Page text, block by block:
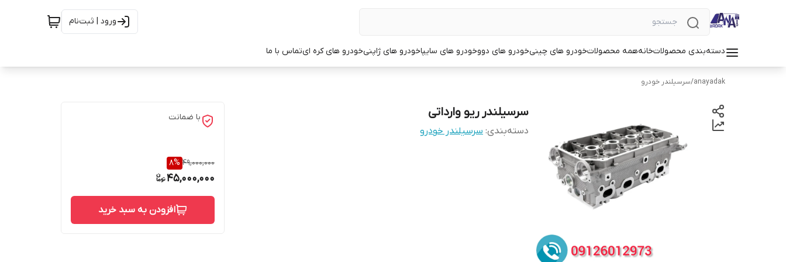
ورود | ثبت‌نام
دسته‌بندی محصولاتخانههمه محصولاتخودرو های چینیخودرو های دووخودرو های سایپاخودرو های ژاپنیخودرو های کره ایتماس با ما
anayadak
/سرسیلندر خودرو
سرسیلندر ریو وارداتی
دسته‌بندی: سرسیلندر خودرو
با ضمانت
49,000,000
8%
45,000,000
افزودن به سبد خرید